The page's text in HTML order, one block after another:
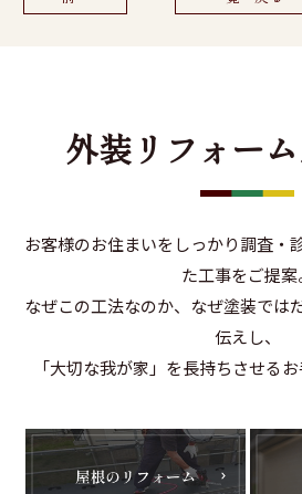
外装リフォー
お客様のお住まいをしっかり調査・
た工事をご提案
なぜこの工法なのか、なぜ塗装では
伝えし、
「大切な我が家」を長持ちさせる